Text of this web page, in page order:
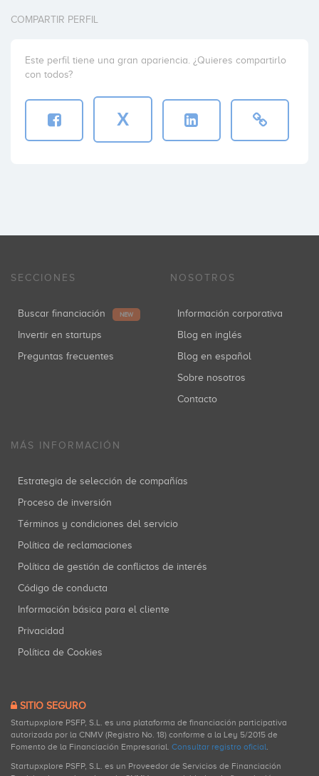
COMPARTIR PERFIL
Este perfil tiene una gran apariencia. ¿Quieres compartirlo
con todos?
X
SECCIONES
Buscar financiación NEW
Invertir en startups
Preguntas frecuentes
NOSOTROS
Información corporativa
Blog en inglés
Blog en español
Sobre nosotros
Contacto
MÁS INFORMACIÓN
Estrategia de selección de compañías
Proceso de inversión
Términos y condiciones del servicio
Política de reclamaciones
Política de gestión de conflictos de interés
Código de conducta
Información básica para el cliente
Privacidad
Política de Cookies
SITIO SEGURO
Startupxplore PSFP, S.L. es una plataforma de financiación participativa
autorizada por la CNMV (Registro No. 18) conforme a la Ley 5/2015 de
Fomento de la Financiación Empresarial. Consultar registro oficial
Startupxplore PSFP, S.L. es un Proveedor de Servicios de Financiación